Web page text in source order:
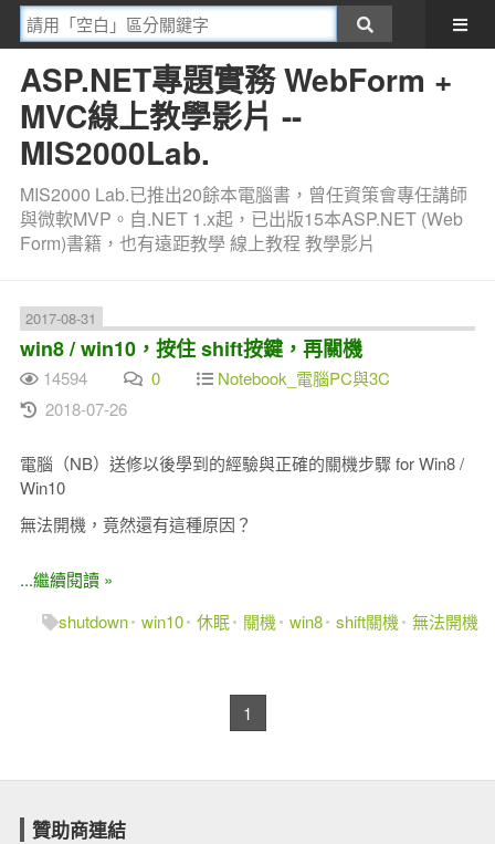
ASP.NET專題實務 WebForm +
MVC線上教學影片 --
MIS2000Lab.
MIS2000 Lab.已推出20餘本電腦書，曾任資策會專任講師
與微軟MVP。自.NET 1.x起，已出版15本ASP.NET (Web
Form)書籍，也有遠距教學 線上教程 教學影片
2017-08-31
win8 / win10，按住 shift按鍵，再關機
14594 0
Notebook_電腦PC與3C
2018-07-26
電腦（NB）送修以後學到的經驗與正確的關機步驟 for Win8 /
Win10
無法開機，竟然還有這種原因？
...繼續閱讀 »
shutdown win10 休眠 關機 win8 shift關機 無法開機
1
贊助商連結